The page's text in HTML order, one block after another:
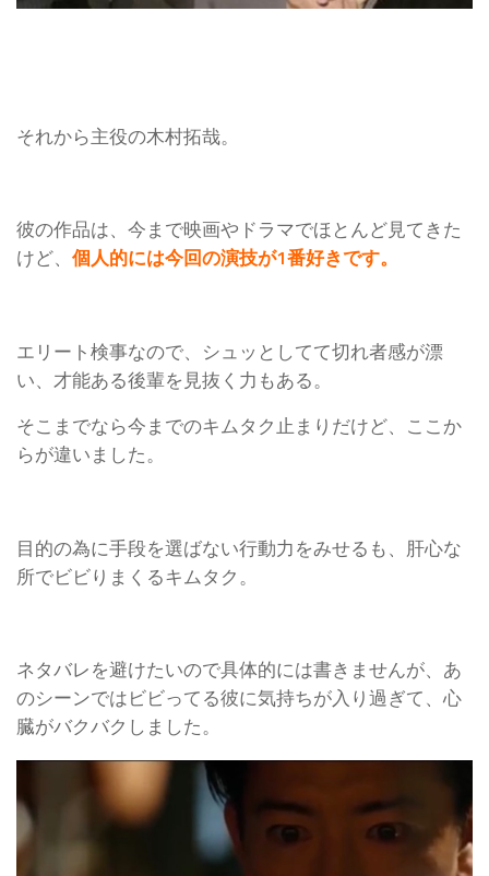
それから主役の木村拓哉。
彼の作品は、今まで映画やドラマでほとんど見てきた
けど、 個人的には今回の演技が1番好きです。
エリート検事なので、シュッとしてて切れ者感が漂
い、才能ある後輩を見抜く力もある。
そこまでなら今までのキムタク止まりだけど、ここか
らが違いました。
目的の為に手段を選ばない行動力をみせるも、肝心な
所でビビりまくるキムタク。
ネタバレを避けたいので具体的には書きませんが、あ
のシーンではビビってる彼に気持ちが入り過ぎて、心
臓がバクバクしました。